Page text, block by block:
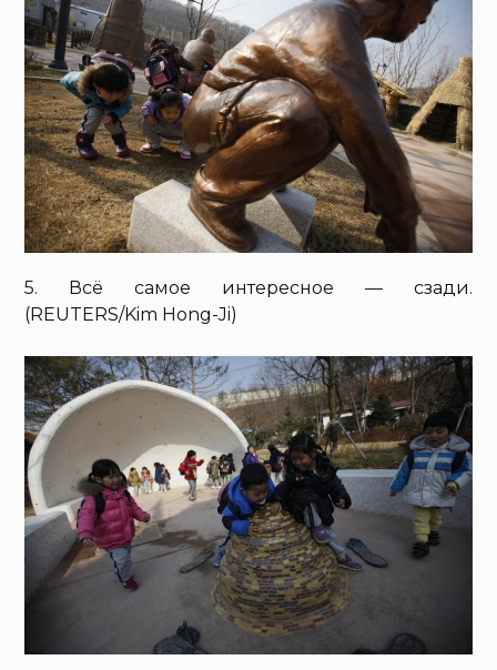
5. Всё самое интересное — сзади.
(REUTERS/Kim Hong-Ji)